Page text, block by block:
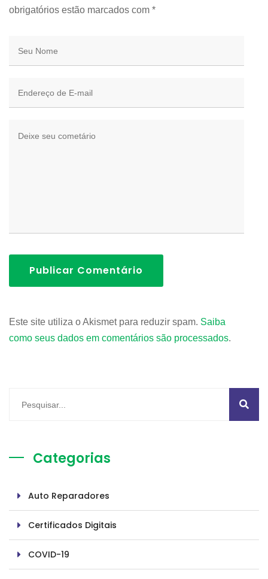
obrigatórios estão marcados com *
Publicar Comentário
Este site utiliza o Akismet para reduzir spam. Saiba
como seus dados em comentários são processados.
Categorias
Auto Reparadores
Certificados Digitais
COVID-19